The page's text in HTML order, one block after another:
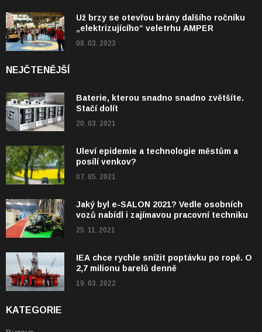
Už brzy se otevřou brány dalšího ročníku
„elektrizujícího“ veletrhu AMPER
08. 03. 2023
NEJČTENĚJŠÍ
Baterie, kterou snadno snadno zvětšíte.
Stačí dolít
20. 03. 2021
Uleví epidemie a technologie městům a
posílí venkov?
07. 05. 2021
Jaký byl e-SALON 2021? Vedle osobních
vozů nabídl i zajímavou pracovní techniku
25. 11. 2021
IEA chce rychle snížit poptávku po ropě. O
2,7 milionu barelů denně
19. 03. 2022
KATEGORIE